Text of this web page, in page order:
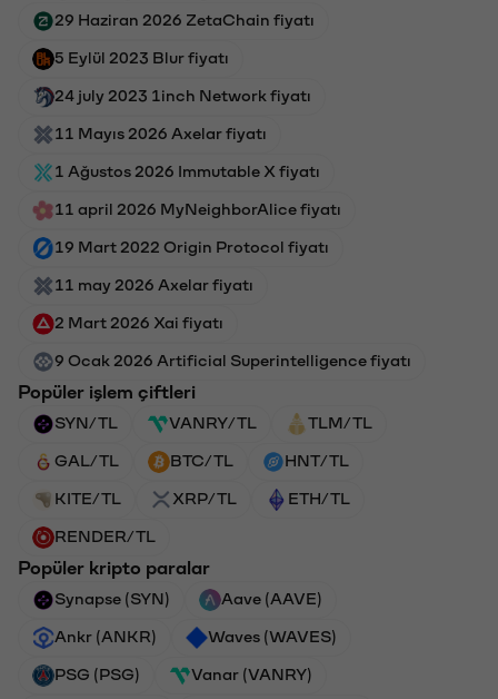
29 Haziran 2026 ZetaChain fiyatı
5 Eylül 2023 Blur fiyatı
24 july 2023 1inch Network fiyatı
11 Mayıs 2026 Axelar fiyatı
1 Ağustos 2026 Immutable X fiyatı
11 april 2026 MyNeighborAlice fiyatı
19 Mart 2022 Origin Protocol fiyatı
11 may 2026 Axelar fiyatı
2 Mart 2026 Xai fiyatı
9 Ocak 2026 Artificial Superintelligence fiyatı
Popüler işlem çiftleri
SYN/TL VANRY/TL TLM/TL
GAL/TL BTC/TL HNT/TL
KITE/TL XRP/TL ETH/TL
RENDER/TL
Popüler kripto paralar
Synapse (SYN) Aave (AAVE)
Ankr (ANKR) Waves (WAVES)
PSG (PSG) Vanar (VANRY)